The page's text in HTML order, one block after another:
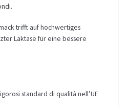
trifft auf hochwertiges
Laktase für eine bessere
standard di qualità nell’UE